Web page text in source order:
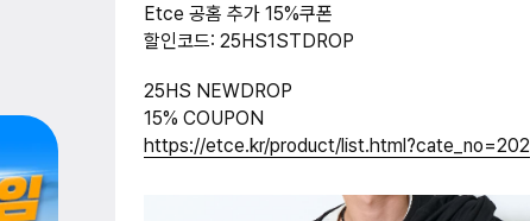
Etce 공홈 추가 15%쿠폰
할인코드: 25HS1STDROP
25HS NEWDROP
15% COUPON
https://etce.kr/product/list.html?cate_no=202